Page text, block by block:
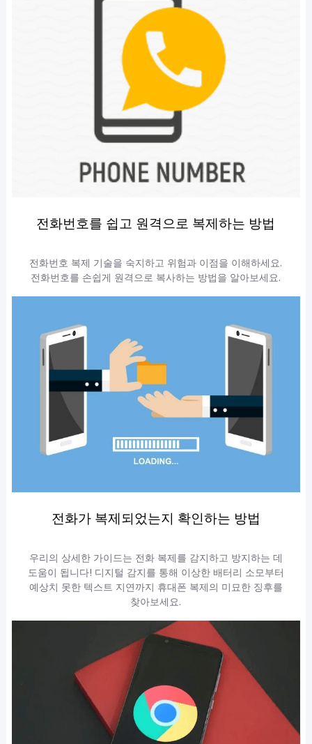
전화번호를 쉽고 원격으로 복제하는 방법
전화번호 복제 기술을 숙지하고 위험과 이점을 이해하세요.
전화번호를 손쉽게 원격으로 복사하는 방법을 알아보세요.
전화가 복제되었는지 확인하는 방법
우리의 상세한 가이드는 전화 복제를 감지하고 방지하는 데
도움이 됩니다! 디지털 감지를 통해 이상한 배터리 소모부터
예상치 못한 텍스트 지연까지 휴대폰 복제의 미묘한 징후를
찾아보세요.